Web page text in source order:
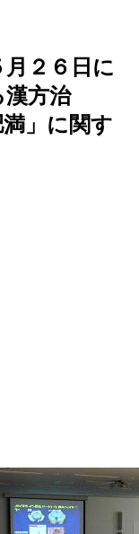
２６日に
漢方治
」に関す